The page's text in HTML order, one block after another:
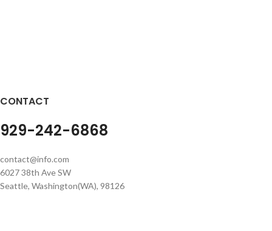
CONTACT
929-242-6868
contact@info.com
6027 38th Ave SW
Seattle, Washington(WA), 98126